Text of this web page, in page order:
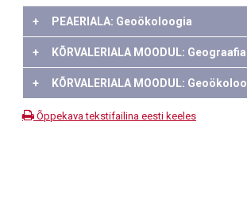
+ PEAERIALA: Geoökoloogia
+ KÕRVALERIALA MOODUL: Geograafia
+ KÕRVALERIALA MOODUL:
Õppekava tekstifailina eesti keeles